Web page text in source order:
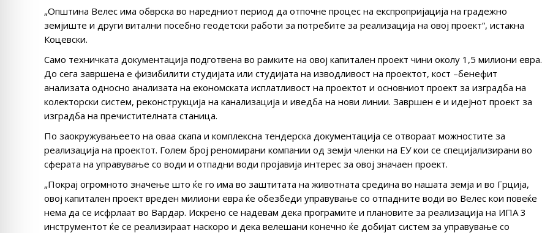
„Општина Велес има обврска во наредниот период да отпочне процес на експропријација на градежно
земјиште и други витални посебно геодетски работи за потребите за реализација на овој проект“, истакна
Коцевски.
Само техничката документација подготвена во рамките на овој капитален проект чини околу 1,5 милиони евра.
До сега завршена е физибилити студијата или студијата на изводливост на проектот, кост –бенефит
анализата односно анализата на економската исплатливост на проектот и основниот проект за изградба на
колекторски систем, реконструкција на канализација и иведба на нови линии. Завршен е и идејнот проект за
изградба на пречистителната станица.
По заокружувањеето на оваа скапа и комплексна тендерска документација се отвораат можностите за
реализација на проектот. Голем број реномирани компании од земји членки на ЕУ кои се специјализирани во
сферата на управување со води и отпадни води пројавија интерес за овој значаен проект.
„Покрај огромното значење што ќе го има во заштитата на животната средина во нашата земја и во Грција,
овој капитален проект вреден милиони евра ќе обезбеди управување со отпадните води во Велес кои повеќе
нема да се исфрлаат во Вардар. Искрено се надевам дека програмите и плановите за реализација на ИПА 3
инструментот ќе се реализираат наскоро и дека велешани конечно ќе добијат систем за управување со